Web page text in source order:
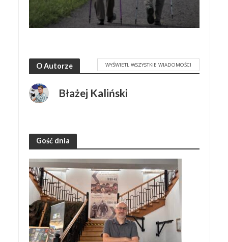
O Autorze WYŚWIETL WSZYSTKIE WIADOMOŚCI
Błażej Kaliński
Gość dnia